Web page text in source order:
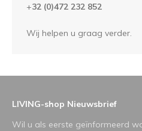
+32 (0)472 232 852
Wij helpen u graag verder.
LIVING-shop Nieuwsbrief
Wil u als eerste geïnformeerd